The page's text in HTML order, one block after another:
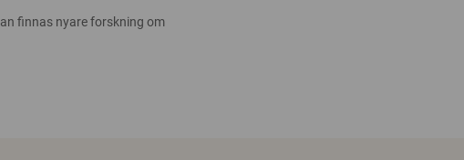
finnas nyare forskning om